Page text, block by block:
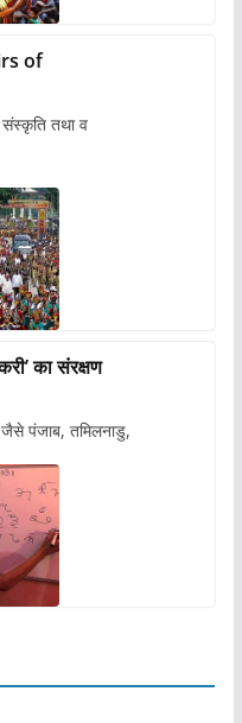
of
संस्कृति तथा व
पंजाब, तमिलनाडु,